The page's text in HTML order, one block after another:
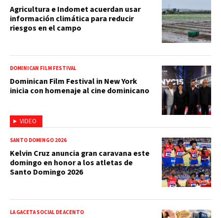
Agricultura e Indomet acuerdan usar
información climática para reducir
riesgos en el campo
VIDEO
DOMINICAN FILM FESTIVAL
Dominican Film Festival in New York
inicia con homenaje al cine dominicano
SANTO DOMINGO 2026
Kelvin Cruz anuncia gran caravana este
domingo en honor a los atletas de
Santo Domingo 2026
LA GACETA SOCIAL DE ACENTO